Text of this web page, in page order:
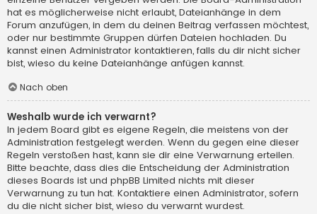
hat es möglicherweise nicht erlaubt, Dateianhänge in dem
Forum anzufügen, in dem du deinen Beitrag verfassen möchtest,
oder nur bestimmte Gruppen dürfen Dateien hochladen. Du
kannst einen Administrator kontaktieren, falls du dir nicht sicher
bist, wieso du keine Dateianhänge anfügen kannst.
Nach oben
Weshalb wurde ich verwarnt?
In jedem Board gibt es eigene Regeln, die meistens von der
Administration festgelegt werden. Wenn du gegen eine dieser
Regeln verstoßen hast, kann sie dir eine Verwarnung erteilen.
Bitte beachte, dass dies die Entscheidung der Administration
dieses Boards ist und phpBB Limited nichts mit dieser
Verwarnung zu tun hat. Kontaktiere einen Administrator, sofern
du die nicht sicher bist, wieso du verwarnt wurdest.